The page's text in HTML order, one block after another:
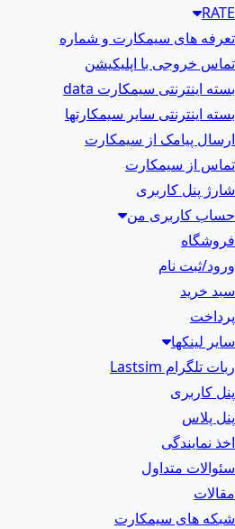
RATE
تعرفه های سیمکارت و شماره
تماس خروجی با اپلیکیشن
بسته اینترنتی سیمکارت data
بسته اینترنتی سایر سیمکارتها
ارسال پیامک از سیمکارت
تماس از سیمکارت
شارژ پنل کاربری
حساب کاربری من
فروشگاه
ورود/ثبت نام
سبد خرید
پرداخت
سایر لینکها
ربات تلگرام Lastsim
پنل کاربری
پنل پلاس
اخذ نمایندگی
سئوالات متداول
مقالات
شبکه های سیمکارت